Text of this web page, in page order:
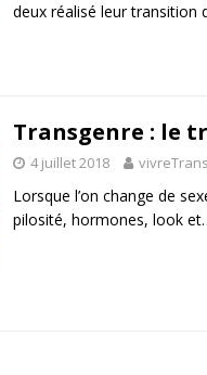
deux réalisé leur transition
Transgenre : le
4 juillet 2018 vivreTrans
Lorsque l’on change de
pilosité, hormones, look